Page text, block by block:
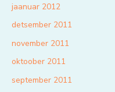
jaanuar 2012
detsember 2011
november 2011
oktoober 2011
september 2011